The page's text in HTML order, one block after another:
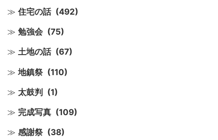
住宅の話 (492)
勉強会 (75)
土地の話 (67)
地鎮祭 (110)
太鼓判 (1)
完成写真 (109)
感謝祭 (38)